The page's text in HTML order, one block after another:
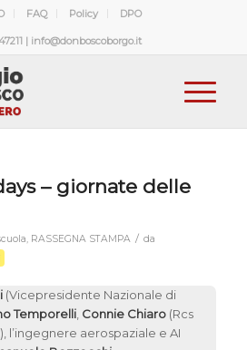
FAQ Policy DPO
| info@donboscoborgo.it
– giornate delle
, RASSEGNA STAMPA / da
(Vicepresidente Nazionale di
Temporelli, Connie Chiaro(Rcs
l’ingegnere aerospaziale e AI